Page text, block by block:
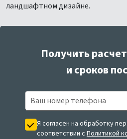
ландшафтном дизайне.
Получить
и сроков
Я согласен на обработку
соответствии с Политикой